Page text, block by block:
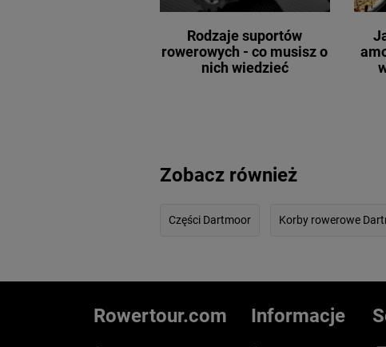
Rodzaje suportów
rowerowych - co musisz o
nich wiedzieć
Zobacz również
Części Dartmoor Korby rowerowe
Rowertour.com Informacje